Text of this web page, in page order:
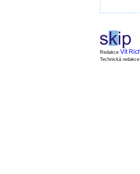
Redakce Vít
Technická